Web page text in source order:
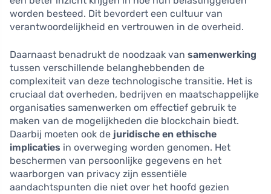
worden besteed. Dit bevordert een cultuur van
verantwoordelijkheid en vertrouwen in de overheid.
Daarnaast benadrukt de noodzaak van samenwerking
tussen verschillende belanghebbenden de
complexiteit van deze technologische transitie. Het is
cruciaal dat overheden, bedrijven en maatschappelijke
organisaties samenwerken om effectief gebruik te
maken van de mogelijkheden die blockchain biedt.
Daarbij moeten ook de juridische en ethische
implicaties in overweging worden genomen. Het
beschermen van persoonlijke gegevens en het
waarborgen van privacy zijn essentiële
aandachtspunten die niet over het hoofd gezien